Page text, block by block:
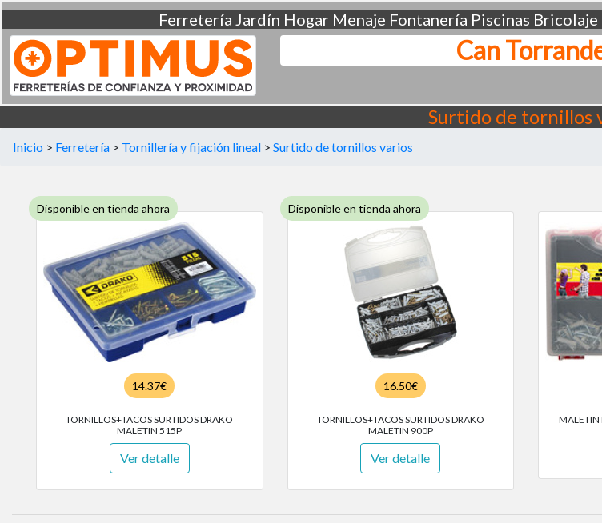
Ferretería Jardín Hogar Menaje Fontanería Piscinas Bricolaje
Can
Surtido de tornillos
Inicio > Ferretería > Tornillería y fijación lineal > Surtido de tornillos varios
Disponible en tienda ahora
14.37€
TORNILLOS+TACOS SURTIDOS DRAKO
MALETIN 515P
Ver detalle
Disponible en tienda ahora
16.50€
TORNILLOS+TACOS SURTIDOS DRAKO
MALETIN 900P
Ver detalle
MALETIN